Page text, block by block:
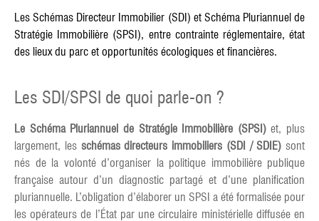
Les Schémas Directeur Immobilier (SDI) et Schéma Pluriannuel de
Stratégie Immobilière (SPSI), entre contrainte réglementaire, état
des lieux du parc et opportunités écologiques et financières.
Les SDI/SPSI de quoi parle-on ?
Le Schéma Pluriannuel de Stratégie Immobilière (SPSI)et, plus
largement, les schémas directeurs immobiliers (SDI / SDIE) sont
nés de la volonté d’organiser la politique immobilière publique
française autour d’un diagnostic partagé et d’une planification
pluriannuelle. L’obligation d’élaborer un SPSI a été formalisée pour
les opérateurs de l’État par une circulaire ministérielle diffusée en